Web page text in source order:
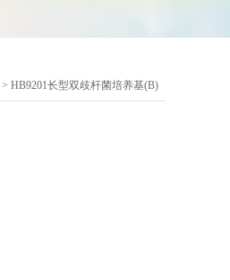
> HB9201长型双歧杆菌培养基(B)